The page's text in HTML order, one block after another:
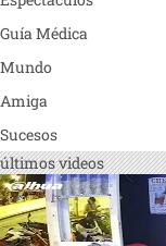
Guía Médica
Mundo
Amiga
Sucesos
últimos videos